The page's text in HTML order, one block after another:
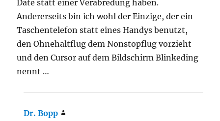
Date statt einer Verabredung haben.
Andererseits bin ich wohl der Einzige, der ein
Taschentelefon statt eines Handys benutzt,
den Ohnehaltflug dem Nonstopflug vorzieht
und den Cursor auf dem Bildschirm Blinkeding
nennt …
Dr. Bopp